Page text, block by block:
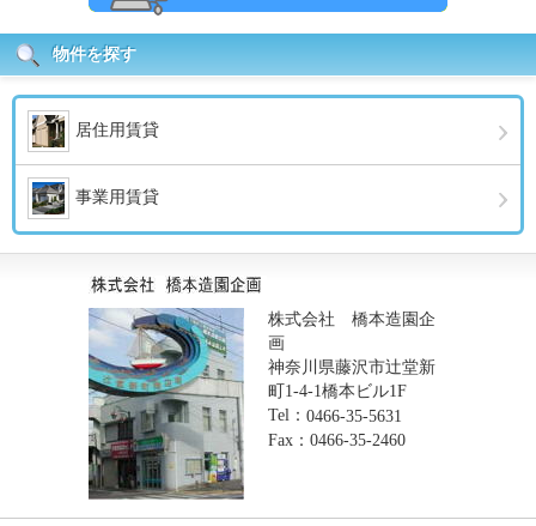
物件を探す
居住用賃貸
事業用賃貸
株式会社 橋本造園企
画
神奈川県藤沢市辻堂新
町1-4-1橋本ビル1F
Tel： 0466-35-5631
Fax：0466-35-2460